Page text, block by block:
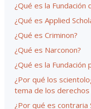
¿Qué es la Fundación
¿Qué es Applied
¿Qué es Criminon?
¿Qué es Narconon?
¿Qué es la
¿Por qué los
tema de los derechos
¿Por qué es contraria